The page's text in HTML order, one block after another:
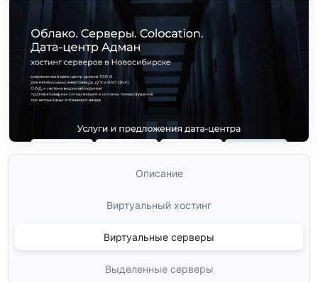
Описание
Виртуальный хостинг
Виртуальные серверы
Выделенные серверы